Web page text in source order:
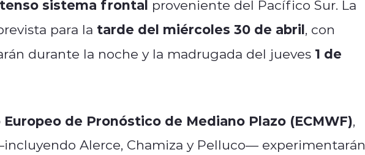
sistema frontal proveniente del Pacífico Sur. La
para la tarde del miércoles 30 de abril, con
durante la noche y la madrugada del jueves 1 de
de Pronóstico de Mediano Plazo (ECMWF),
Alerce, Chamiza y Pelluco— experimentarán